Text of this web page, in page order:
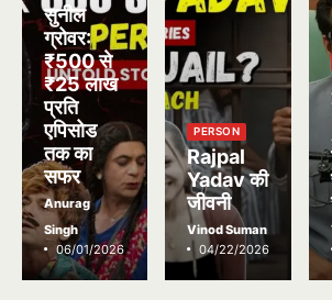
सुनील
ग्रोवर:
₹500 से
₹25 लाख
प्रति
एपिसोड
तक का
सफर
Anurag
Singh
06/01/2026
PERSON
Rajpal
Yadav की
जीवनी
Vinod Suman
04/22/2026